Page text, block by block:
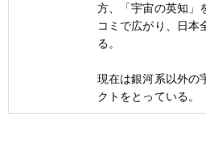
方、「宇宙の英知」
コミで広がり、日本
る。
現在は銀河系以外の
クトをとっている。